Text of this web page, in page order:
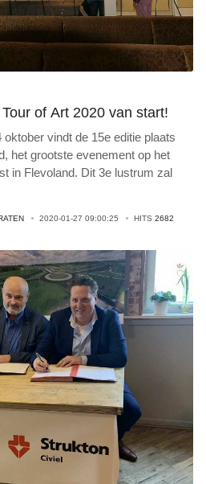
of Art 2020 van start!
vindt de 15e editie plaats
het grootste evenement op het
in Flevoland. Dit 3e lustrum zal
2020-01-27 09:00:25 HITS 2682